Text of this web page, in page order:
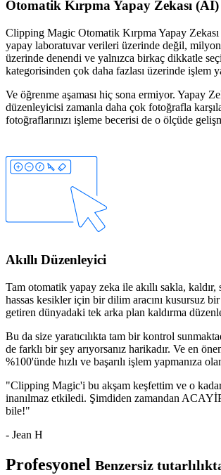
Otomatik Kırpma Yapay Zekası (AI)
Clipping Magic Otomatik Kırpma Yapay Zekası
yapay laboratuvar verileri üzerinde değil,
üzerinde denendi ve yalnızca birkaç dikkatle
kategorisinden çok daha fazlası üzerinde işlem
Ve öğrenme aşaması hiç sona ermiyor. Yapay
düzenleyicisi zamanla daha çok fotoğrafla
fotoğraflarınızı işleme becerisi de o ölçüde
Akıllı Düzenleyici
Tam otomatik yapay zeka ile akıllı sakla, kaldır,
hassas kesikler için birdilim aracını kusursuz
getiren dünyadaki tek arka plan kaldırma
Bu da size yaratıcılıkta tam bir kontrol
de farklı bir şey arıyorsanız harikadır. Ve en
%100'ünde hızlı ve başarılı işlem yapmanıza
"Clipping Magic'i bu akşam keşfettim ve o
inanılmaz etkiledi. Şimdiden zamandan
bile!"
- Jean H
Profesyonel Benzersiz